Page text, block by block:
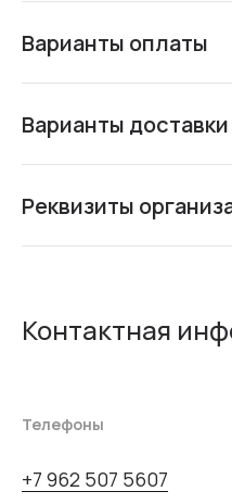
Варианты оплаты
Варианты доставки
Реквизиты
Контактная
Телефоны
+7 962 507 5607